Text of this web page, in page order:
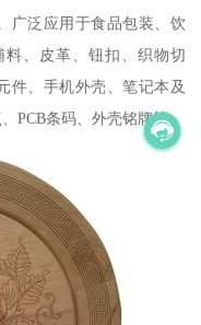
广泛应用于食品包装、饮
、皮革、钮扣、织物切
件、手机外壳、笔记本及
PCB条码、外壳铭牌等